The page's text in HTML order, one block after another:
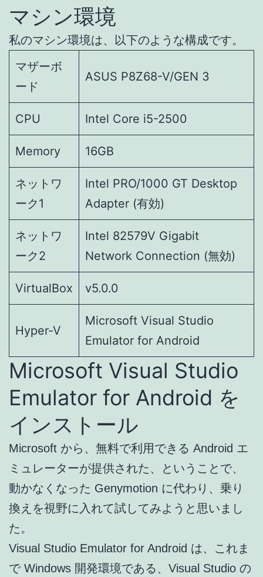
マシン環境
私のマシン環境は、以下のような構成です。
マザーボ
ード
ASUS P8Z68-V/GEN 3
CPU Intel Core i5-2500
Memory 16GB
ネットワ
ーク1
Intel PRO/1000 GT Desktop
Adapter (有効)
ネットワ
ーク2
Intel 82579V Gigabit
Network Connection (無効)
VirtualBox v5.0.0
Hyper-V
Microsoft Visual Studio
Emulator for Android
Microsoft Visual Studio
Emulator for Android を
インストール
Microsoft から、無料で利用できる Android エ
ミュレーターが提供された、ということで、
動かなくなった Genymotion に代わり、乗り
換えを視野に入れて試してみようと思いまし
た。
Visual Studio Emulator for Android は、これま
で Windows 開発環境である、Visual Studio の